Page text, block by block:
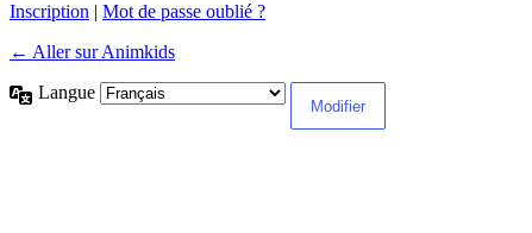
Inscription | Mot de passe oublié ?
← Aller sur Animkids
Langue